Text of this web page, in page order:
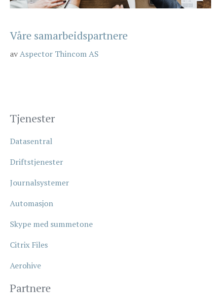
Våre samarbeidspartnere
avAspector Thincom AS
Tjenester
Datasentral
Driftstjenester
Journalsystemer
Automasjon
Skype med summetone
Citrix Files
Aerohive
Partnere